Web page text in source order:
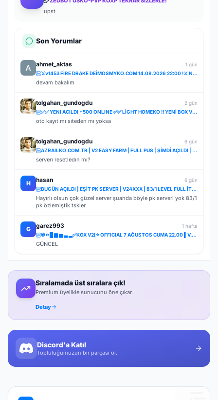
upst
Son Yorumlar
ahmet_aktas
1 gün
⚔️v1453 FİRE DRAKE DEİMOSMYKO.COM 14.08.2026 22:00 !⚔️ NOSTALJİ SERVER STARTER BEDAVA!ÖZLENEN NOSTAL
devam bakalım
tolgahan_gundogdu
2 gün
✅✅ YENI ACILDI +500 ONLINE ✅✅ LİGHT HOMEKO !! YENİ BOX VE DRAGON SHELLER İLE✅✅
oto kayıt mı sıteden mı yoksa
tolgahan_gundogdu
6 gün
AZRAILKO.COM.TR | V2 EASY FARM | FULL PUS | ŞİMDİ AÇILDI | İNDİR BAŞLA
serverı resetledın mı?
H hasan
6 gün
BUGÜN AÇILDI | EŞİT PK SERVER | V24XXX | 83/1 LEVEL FULL İTEM | İTEM SATIŞI YOKTUR
Hayırlı olsun çok güzel server şuanda böyle pk serveri yok 83/1
pk özlemiştik tskler
G garez993
1 hafta
☢️⏩█ ▆ ▅ ▃ ▂✅KOX V2[⭐ OFFICIAL 7 AĞUSTOS CUMA 22.00 ▌V.2⭐] ✅ ⚔️⋆ BOL ETKİNLİK ⋆⚔️ ⋆ LIGHT FARM ⚔️
GÜNCEL
Sıralamada üst sıralara çık!
Premium üyelikle sunucunu öne çıkar.
Detay
Discord'a Katıl
Topluluğumuzun bir parçası ol.